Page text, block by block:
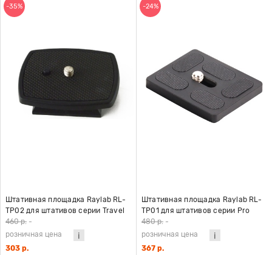
-35%
Штативная площадка Raylab RL-
TP02 для штативов серии Travel
460 р. -
розничная цена
303 р.
-24%
Штативная площадка Raylab RL-
TP01 для штативов серии Pro
480 р. -
розничная цена
367 р.